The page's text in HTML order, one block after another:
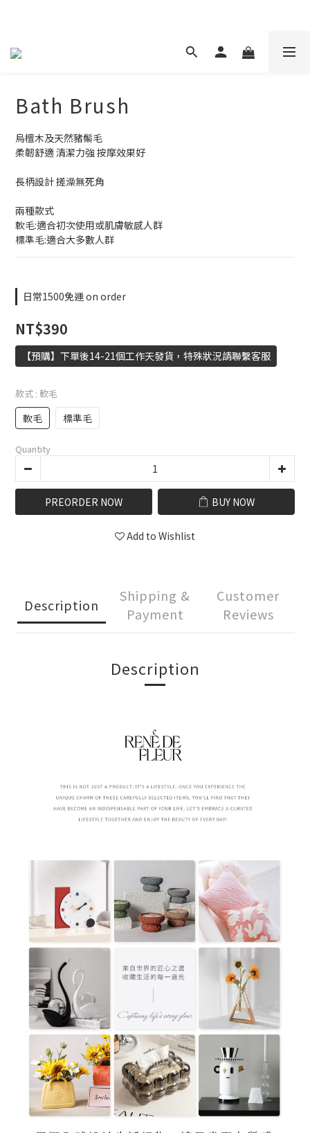
Bath Brush
烏檀木及天然豬鬃毛
柔韌舒適 清潔力強 按摩效果好
長柄設計 搓澡無死角
兩種款式
軟毛:適合初次使用或肌膚敏感人群
標準毛:適合大多數人群
日常1500免運 on order
NT$390
【預購】下單後14-21個工作天發貨，特殊狀況請聯繫客服
款式 : 軟毛
軟毛 標準毛
Quantity
PREORDER NOW BUY NOW
Add to Wishlist
Description
Shipping &
Payment
Customer
Reviews
Description